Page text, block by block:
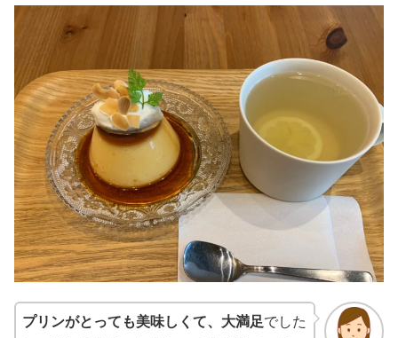
プリンがとっても美味しくて、大満足でした